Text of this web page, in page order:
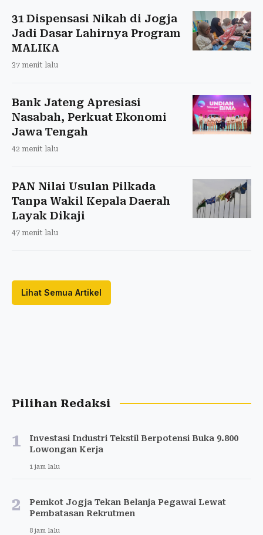
31 Dispensasi Nikah di Jogja
Jadi Dasar Lahirnya Program
MALIKA
37 menit lalu
Bank Jateng Apresiasi
Nasabah, Perkuat Ekonomi
Jawa Tengah
42 menit lalu
PAN Nilai Usulan Pilkada
Tanpa Wakil Kepala Daerah
Layak Dikaji
47 menit lalu
Lihat Semua Artikel
Pilihan Redaksi
1
Investasi Industri Tekstil Berpotensi Buka 9.800
Lowongan Kerja
1 jam lalu
2
Pemkot Jogja Tekan Belanja Pegawai Lewat
Pembatasan Rekrutmen
8 jam lalu